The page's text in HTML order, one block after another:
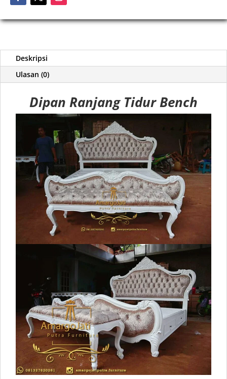
Deskripsi
Ulasan (0)
Dipan Ranjang Tidur Bench